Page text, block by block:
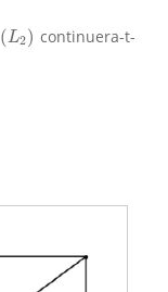
(L2)
(L2 ) continuera-t-